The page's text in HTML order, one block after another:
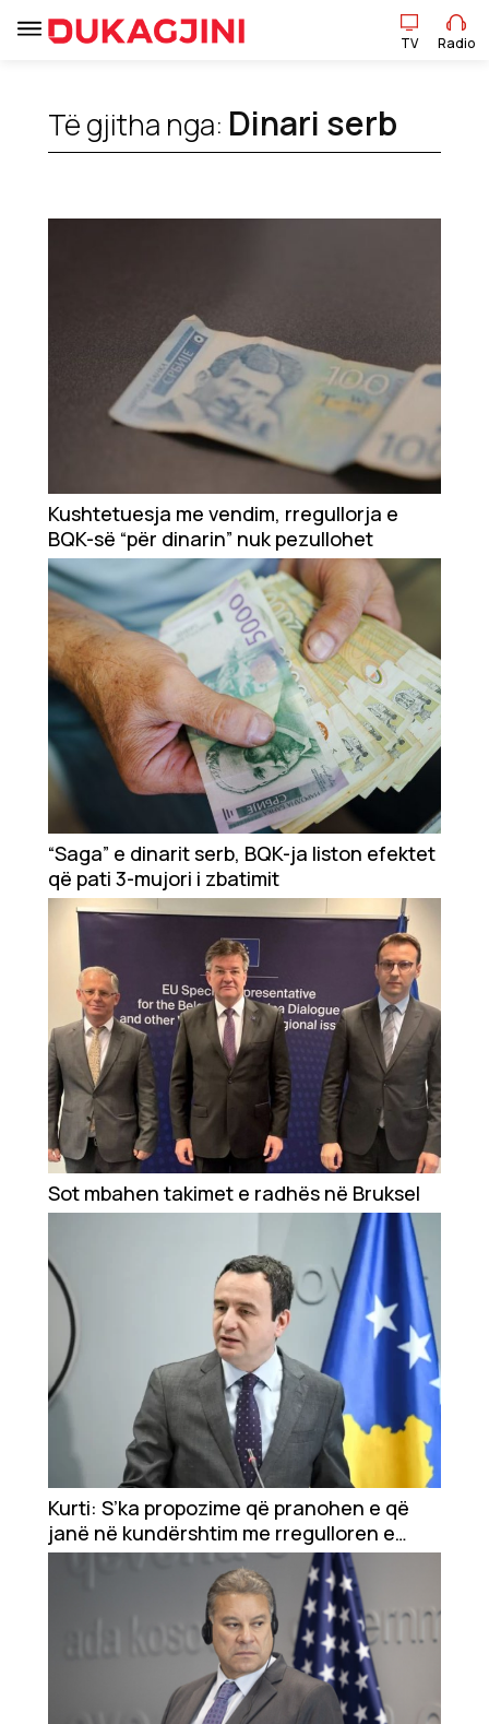
TV
Lajme
Showbiz
Ekonomi
Teknologji
Udhëtime
DuVideo
TV Radio
Të gjitha nga: Dinari serb
Kushtetuesja me vendim, rregullorja e
BQK-së “për dinarin” nuk pezullohet
“Saga” e dinarit serb, BQK-ja liston efektet
që pati 3-mujori i zbatimit
Sot mbahen takimet e radhës në Bruksel
Kurti: S’ka propozime që pranohen e që
janë në kundërshtim me rregulloren e
BQK-së